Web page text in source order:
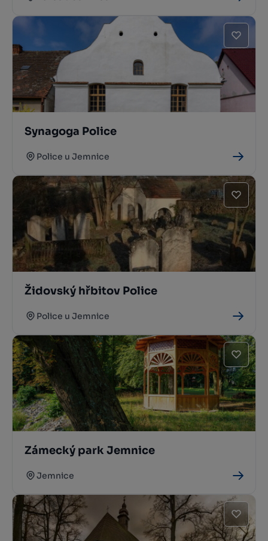
Synagoga Police
Police u Jemnice
Židovský hřbitov Police
Police u Jemnice
Zámecký park Jemnice
Jemnice